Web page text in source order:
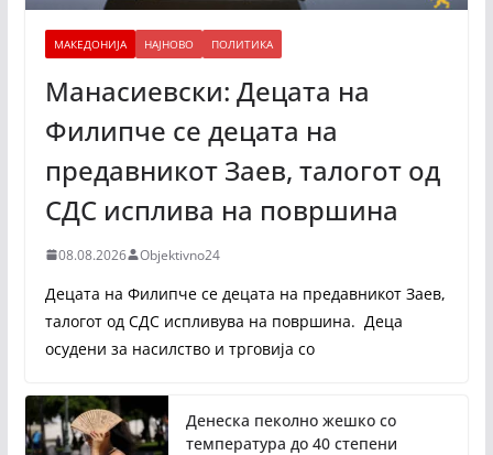
МАКЕДОНИЈА НАЈНОВО ПОЛИТИКА
Манасиевски: Децата на
Филипче се децата на
предавникот Заев, талогот од
СДС исплива на површина
08.08.2026 Objektivno24
Децата на Филипче се децата на предавникот Заев,
талогот од СДС испливува на површина. Деца
осудени за насилство и трговија со
Денеска пеколно жешко со
температура до 40 степени